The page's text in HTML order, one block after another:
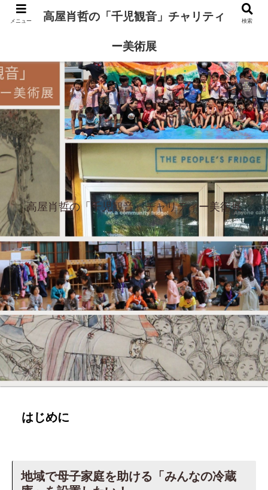
高屋肖哲の「千児観音」チャリティー美術展
はじめに
地域で母子家庭を助ける「みんなの冷蔵
メニュー 高屋肖哲の「千児観音」チャリティ
ー美術展
検索